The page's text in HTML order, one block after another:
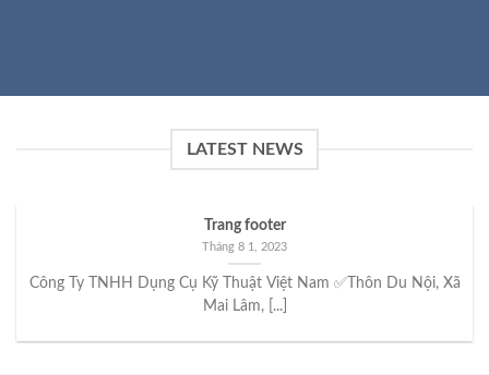
LATEST NEWS
Trang footer
Tháng 8 1, 2023
Công Ty TNHH Dụng Cụ Kỹ Thuật Việt Nam ✅Thôn Du Nội, Xã
Mai Lâm, [...]